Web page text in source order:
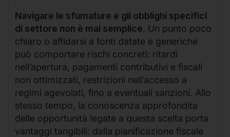
Navigare le sfumature e gli obblighi specifici
di settore non è mai semplice. Un punto poco
chiaro o affidarsi a fonti datate e generiche
può comportare rischi concreti: ritardi
nell’apertura, pagamenti contributivi e fiscali
non ottimizzati, restrizioni nell’accesso a
regimi agevolati, fino a eventuali sanzioni. Allo
stesso tempo, la conoscenza approfondita
delle opportunità legate a questa scelta porta
vantaggi tangibili: dalla pianificazione fiscale